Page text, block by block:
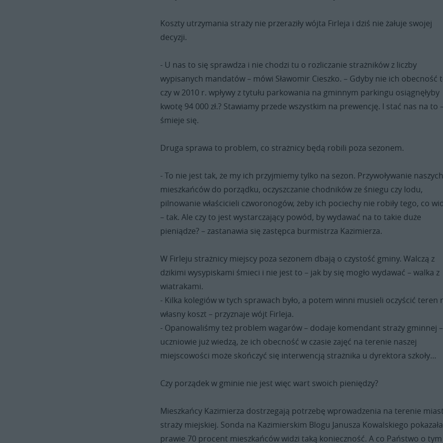
Koszty utrzymania straży nie przeraziły wójta Firleja i dziś nie żałuje swojej
decyzji.
- U nas to się sprawdza i nie chodzi tu o rozliczanie strażników z liczby
wypisanych mandatów – mówi Sławomir Cieszko. – Gdyby nie ich obecność
czy w 2010 r. wpływy z tytułu parkowania na gminnym parkingu osiągnęłyby
kwotę 94 000 zł.? Stawiamy przede wszystkim na prewencję. I stać nas na to –
śmieje się.
Druga sprawa to problem, co strażnicy będą robili poza sezonem.
- To nie jest tak, że my ich przyjmiemy tylko na sezon. Przywoływanie naszych
mieszkańców do porządku, oczyszczanie chodników ze śniegu czy lodu,
pilnowanie właścicieli czworonogów, żeby ich pociechy nie robiły tego, co
– tak. Ale czy to jest wystarczający powód, by wydawać na to takie duże
pieniądze? – zastanawia się zastępca burmistrza Kazimierza.
W Firleju strażnicy miejscy poza sezonem dbają o czystość gminy. Walczą z
dzikimi wysypiskami śmieci i nie jest to – jak by się mogło wydawać – walka z
wiatrakami.
- Kilka kolegiów w tych sprawach było, a potem winni musieli oczyścić teren
własny koszt – przyznaje wójt Firleja.
- Opanowaliśmy też problem wagarów – dodaje komendant straży gminnej –
uczniowie już wiedzą, że ich obecność w czasie zajęć na terenie naszej
miejscowości może skończyć się interwencją strażnika u dyrektora szkoły…
Czy porządek w gminie nie jest więc wart swoich pieniędzy?
Mieszkańcy Kazimierza dostrzegają potrzebę wprowadzenia na terenie
straży miejskiej. Sonda na Kazimierskim Blogu Janusza Kowalskiego
prawie 70 procent mieszkańców widzi taką konieczność. A co Państwo o tym